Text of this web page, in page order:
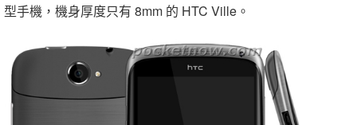
型手機，機身厚度只有 8mm 的 HTC Ville。